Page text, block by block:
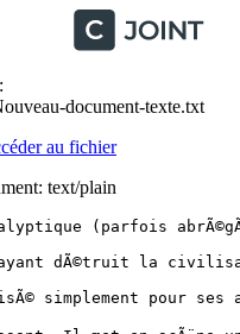
document-texte.txt
au fichier
text/plain
fictions de catastrophe (film catastrophe), qui mettent en scÃ¨ne le cataclysme lui-mÃªme.

Auteur : Multiples
Editeur : Multiples
Genre : science-fiction, post-apo
Format : Epub
Nombre des Livres : 267
Langue : FranÃ§ais
Taille Totale : 183 Mo

SÃ©ries Post-Apo :

La 5e vague
LÂÃ¢ge de cristal
Amblystome
Les Ãmes de la grande Machine
Apocalypse Z
LÂaprÃ¨s
Arena
LÂautoroute sauvage
Borale
Capital Code
Catastrophes
Chroniques de la fin du monde
Les citÃ©s englouties
Le cycle des insectes
Le denier bastion
Divergent
Enclave
LÂÃ©preuve
Ex-Heroes
Hommes sans futur
In the after
Infection
JAG
Leibowitz
LZR-1143
Le monde des morts
Nouveau printemps
La parabole du semeur
Partials
Le passage
Polaris
Pure
Silo
Le sorcier de Linn
Le survivant
Les survivants
Terre vampire
La thÃ©orie du chaos
TraquÃ©
Trilogie des survivants
Tripodes
Le troupeau aveugle
Verlanger Julia IntgÃ©grale
Le virus Morningstar
Zombie Story 


Liste :

Agarmen,Pit-[-]Nuit a Devore Le Monde, La.epub
Aguirre,Ann-[Enclave-0.50]origines, Les.epub
Aguirre,Ann-[Enclave-1]Enclave.epub
Aguirre,Ann-[Enclave-2]Salvation.epub
Aguirre,Ann-[Enclave-3]Horde.epub
Ahern,Jerry-[Survivant, Le-10]Pulsions de mort.epub
Ahern,Jerry-[Survivant, Le-11]Terreur sous Manhattan.epub
Ahern,Jerry-[Survivant, Le-12]damnees, Les.epub
Ahern,Jerry-[Survivant, Le-13]Sierra commando.epub
Ahern,Jerry-[Survivant, Le-14]Assaut.epub
Ahern,Jerry-[Survivant, Le-15]nuit des saboteurs, La.epub
Ahern,Jerry-[Survivant, Le-16]Haute